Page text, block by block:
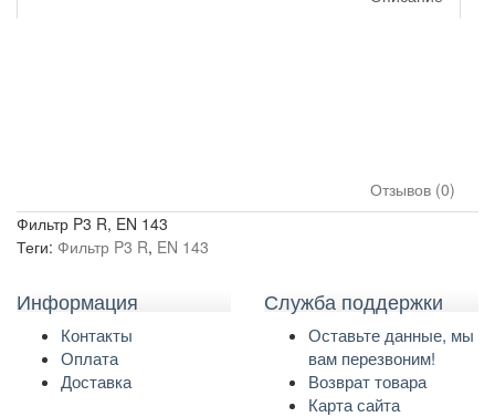
Отзывов (0)
Фильтр P3 R, EN 143
Теги: Фильтр P3 R, EN 143
Информация
Контакты
Оплата
Доставка
Служба поддержки
Оставьте данные, мы
вам перезвоним!
Возврат товара
Карта сайта